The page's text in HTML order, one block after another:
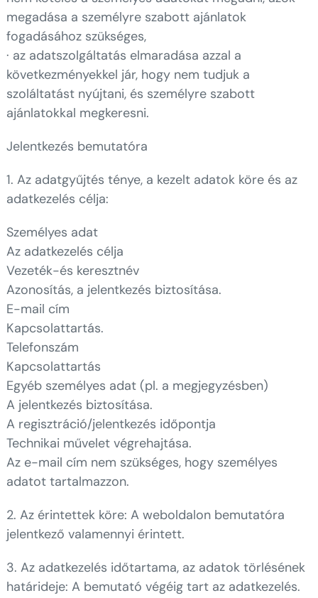
megadása a személyre szabott ajánlatok
fogadásához szükséges,
· az adatszolgáltatás elmaradása azzal a
következményekkel jár, hogy nem tudjuk a
szoláltatást nyújtani, és személyre szabott
ajánlatokkal megkeresni.
Jelentkezés bemutatóra
1. Az adatgyűjtés ténye, a kezelt adatok köre és az
adatkezelés célja:
Személyes adat
Az adatkezelés célja
Vezeték-és keresztnév
Azonosítás, a jelentkezés biztosítása.
E-mail cím
Kapcsolattartás.
Telefonszám
Kapcsolattartás
Egyéb személyes adat (pl. a megjegyzésben)
A jelentkezés biztosítása.
A regisztráció/jelentkezés időpontja
Technikai művelet végrehajtása.
Az e-mail cím nem szükséges, hogy személyes
adatot tartalmazzon.
2. Az érintettek köre: A weboldalon bemutatóra
jelentkező valamennyi érintett.
3. Az adatkezelés időtartama, az adatok törlésének
határideje: A bemutató végéig tart az adatkezelés.